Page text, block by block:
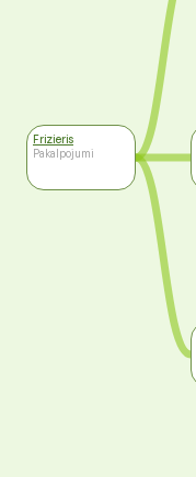
Frizieris
Pakalpojumi